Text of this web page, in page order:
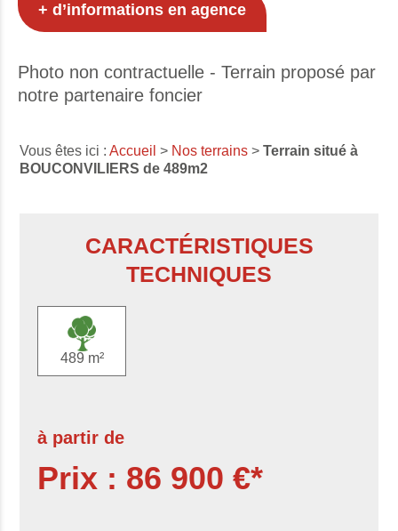
+ d’informations en agence
Photo non contractuelle - Terrain proposé par
notre partenaire foncier
Vous êtes ici :Accueil > Nos terrains >Terrain situé à
BOUCONVILIERS de 489m2
CARACTÉRISTIQUES
TECHNIQUES
489 m²
à partir de
Prix : 86 900 €*